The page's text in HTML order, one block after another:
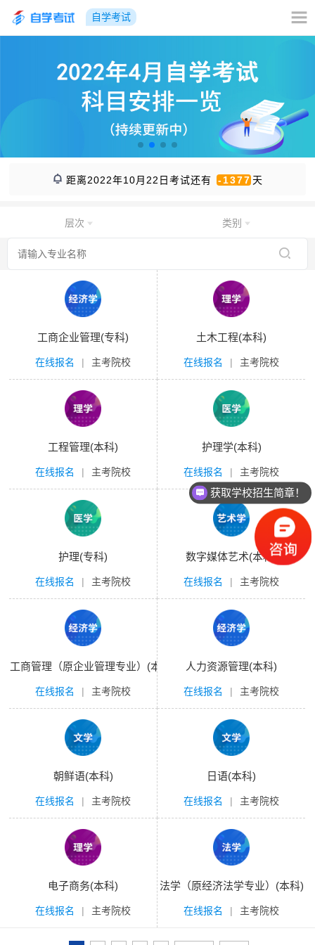
自学考试
距离2022年10月22日考试还有 -1377 天
层次 类别
工商企业管理(专科)
在线报名 | 主考院校
土木工程(本科)
在线报名 | 主考院校
工程管理(本科)
在线报名 | 主考院校
护理学(本科)
在线报名 | 主考院校
护理(专科)
在线报名 | 主考院校
数字媒体艺术(本科)
在线报名 | 主考院校
工商管理（原企业管理专业）(本科)
在线报名 | 主考院校
人力资源管理(本科)
在线报名 | 主考院校
朝鲜语(本科)
在线报名 | 主考院校
日语(本科)
在线报名 | 主考院校
电子商务(本科)
在线报名 | 主考院校
法学（原经济法学专业）(本科)
在线报名 | 主考院校
获取学校招生简章！